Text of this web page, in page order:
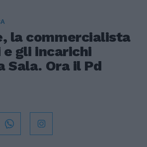
la commercialista
e gli incarichi
Sala. Ora il Pd